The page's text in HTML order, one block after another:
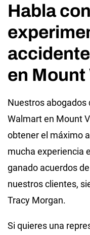
Habla
en Mount
Nuestros abogados
Walmart en Mount
obtener el máximo
mucha experiencia
ganado acuerdos
nuestros clientes,
Tracy Morgan.
Si quieres una